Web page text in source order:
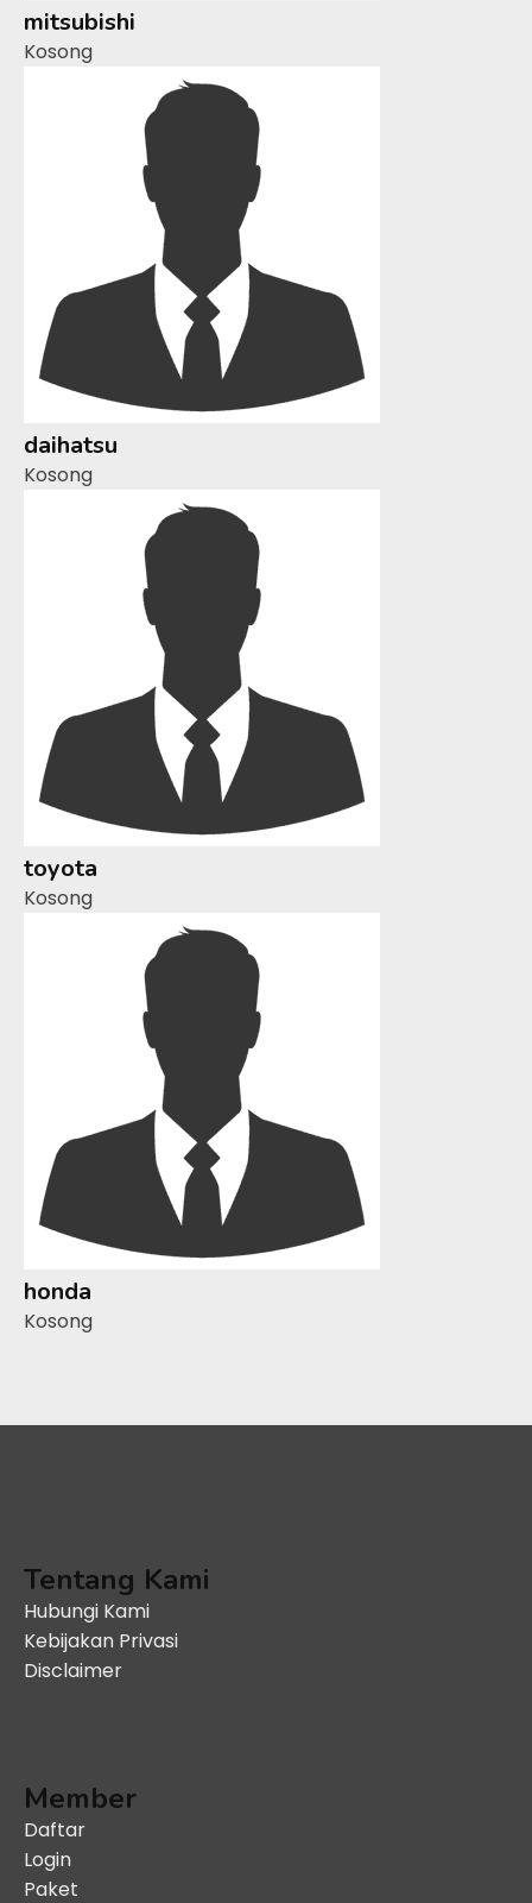
mitsubishi
Kosong
daihatsu
Kosong
toyota
Kosong
honda
Kosong
Tentang Kami
Hubungi Kami
Kebijakan Privasi
Disclaimer
Member
Daftar
Login
Paket